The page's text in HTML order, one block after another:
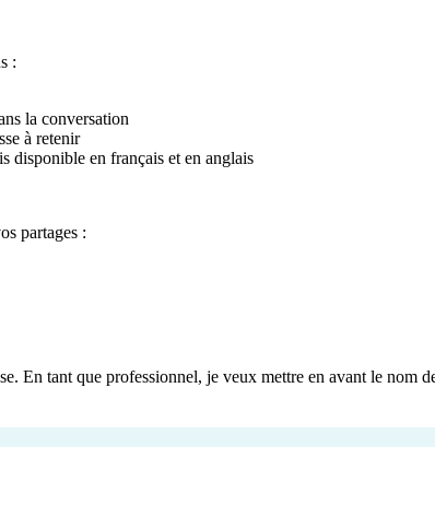
:
la conversation
à retenir
disponible en français et en anglais
partages :
En tant que professionnel, je veux mettre en avant le nom